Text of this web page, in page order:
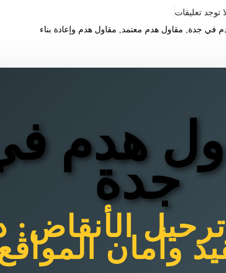
توجد تعليقات
في جدة, مقاول هدم معتمد, مقاول هدم وإعادة بناء
هدم
جدة
الأنقاض:
وأمان